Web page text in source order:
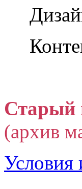
Старый
(архив
Условия